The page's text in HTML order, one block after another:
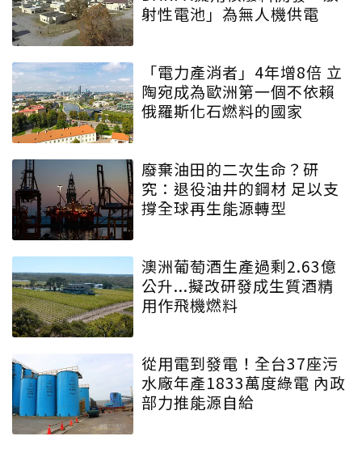
射性電池」為無人機供電
「電力產消者」4年增8倍 立
陶宛成為歐洲第一個不依賴
俄羅斯化石燃料的國家
廢棄油田的二次生命？研
究：退役油井的鋼材 足以支
撐全球再生能源轉型
澳洲葡萄酒生產過剩2.63億
公升...擬改研發成生質酒精
用作飛機燃料
從用電到發電！全台37座污
水廠年產1833萬度綠電 內政
部力推能源自給